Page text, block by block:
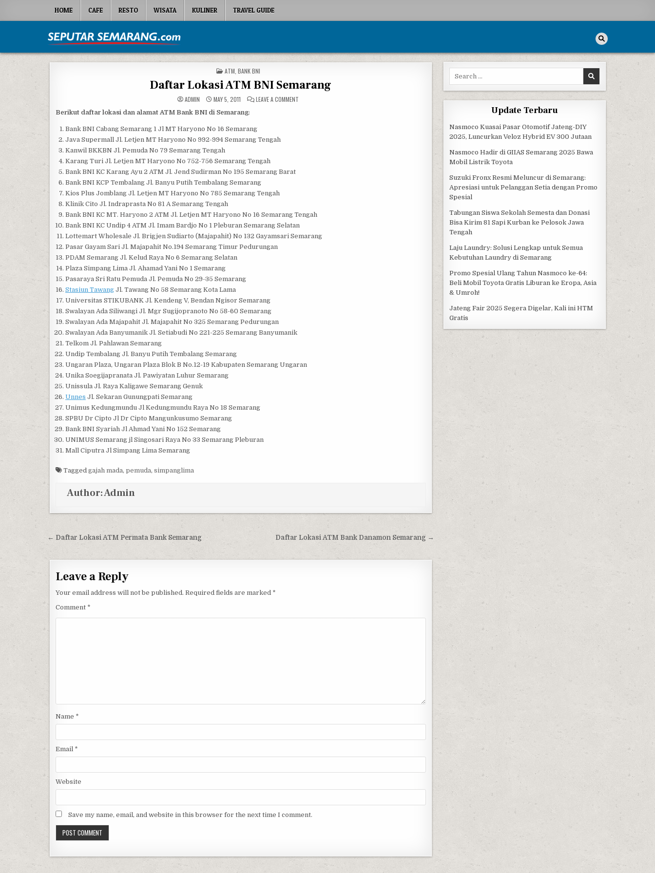
HOME CAFE RESTO WISATA KULINER TRAVEL GUIDE
Seputar Semarang
POSTED IN
ATM BANK BNI
Daftar Lokasi ATM BNI Semarang
ADMIN MAY 5, 2011 LEAVE A COMMENT
Berikut daftar lokasi dan alamat ATM Bank BNI di Semarang:
Bank BNI Cabang Semarang 1 Jl MT Haryono No 16 Semarang
Java Supermall Jl. Letjen MT Haryono No 992-994 Semarang Tengah
Kanwil BKKBN Jl. Pemuda No 79 Semarang Tengah
Karang Turi Jl. Letjen MT Haryono No 752-756 Semarang Tengah
Bank BNI KC Karang Ayu 2 ATM Jl. Jend Sudirman No 195 Semarang Barat
Bank BNI KCP Tembalang Jl. Banyu Putih Tembalang Semarang
Kios Plus Jomblang Jl. Letjen MT Haryono No 785 Semarang Tengah
Klinik Cito Jl. Indraprasta No 81 A Semarang Tengah
Bank BNI KC MT. Haryono 2 ATM Jl. Letjen MT Haryono No 16 Semarang Tengah
Bank BNI KC Undip 4 ATM Jl. Imam Bardjo No 1 Pleburan Semarang Selatan
Lottemart Wholesale Jl. Brigjen Sudiarto (Majapahit) No 132 Gayamsari Semarang
Pasar Gayam Sari Jl. Majapahit No.194 Semarang Timur Pedurungan
PDAM Semarang Jl. Kelud Raya No 6 Semarang Selatan
Plaza Simpang Lima Jl. Ahamad Yani No 1 Semarang
Pasaraya Sri Ratu Pemuda Jl. Pemuda No 29-35 Semarang
Stasiun Tawang Jl. Tawang No 58 Semarang Kota Lama
Universitas STIKUBANK Jl. Kendeng V, Bendan Ngisor Semarang
Swalayan Ada Siliwangi Jl. Mgr Sugijopranoto No 58-60 Semarang
Swalayan Ada Majapahit Jl. Majapahit No 325 Semarang Pedurungan
Swalayan Ada Banyumanik Jl. Setiabudi No 221-225 Semarang Banyumanik
Telkom Jl. Pahlawan Semarang
Undip Tembalang Jl. Banyu Putih Tembalang Semarang
Ungaran Plaza, Ungaran Plaza Blok B No.12-19 Kabupaten Semarang Ungaran
Unika Soegijapranata Jl. Pawiyatan Luhur Semarang
Unissula Jl. Raya Kaligawe Semarang Genuk
Unnes Jl. Sekaran Gunungpati Semarang
Unimus Kedungmundu Jl Kedungmundu Raya No 18 Semarang
SPBU Dr Cipto Jl Dr Cipto Mangunkusumo Semarang
Bank BNI Syariah Jl Ahmad Yani No 152 Semarang
UNIMUS Semarang jl Singosari Raya No 33 Semarang Pleburan
Mall Ciputra Jl Simpang Lima Semarang
Tagged gajah mada, pemuda, simpanglima
Author:Admin
Post navigation Daftar Lokasi ATM Bank Danamon Semarang →
← Daftar Lokasi ATM Permata Bank Semarang
Leave a Reply
Your email address will not be published. Required fields are marked *
Comment *
Name *
Email *
Website
Save my name, email, and website in this browser for the next time I comment.
Search for:
Update Terbaru
Nasmoco Kuasai Pasar Otomotif Jateng-DIY
2025, Luncurkan Veloz Hybrid EV 300 Jutaan
Nasmoco Hadir di GIIAS Semarang 2025 Bawa
Mobil Listrik Toyota
Suzuki Fronx Resmi Meluncur di Semarang:
Apresiasi untuk Pelanggan Setia dengan Promo
Spesial
Tabungan Siswa Sekolah Semesta dan Donasi
Bisa Kirim 81 Sapi Kurban ke Pelosok Jawa
Tengah
Laju Laundry: Solusi Lengkap untuk Semua
Kebutuhan Laundry di Semarang
Promo Spesial Ulang Tahun Nasmoco ke-64:
Beli Mobil Toyota Gratis Liburan ke Eropa, Asia
& Umroh!
Jateng Fair 2025 Segera Digelar, Kali ini HTM
Gratis